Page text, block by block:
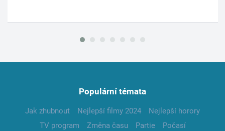
Populární témata
Jak zhubnout Nejlepší filmy 2024
Nejlepší horory
TV program
Změna času Partie
Počasí